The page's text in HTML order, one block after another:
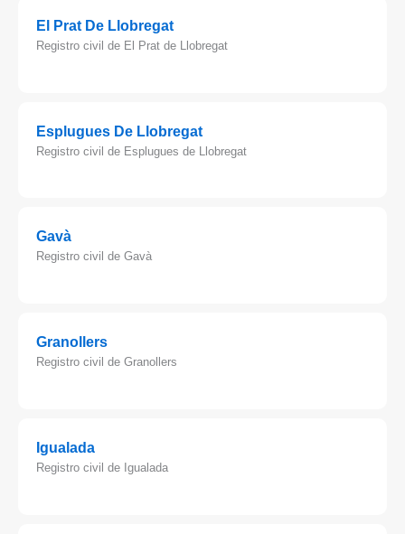
El Prat De Llobregat
Registro civil de El Prat de Llobregat
Esplugues De Llobregat
Registro civil de Esplugues de Llobregat
Gavà
Registro civil de Gavà
Granollers
Registro civil de Granollers
Igualada
Registro civil de Igualada